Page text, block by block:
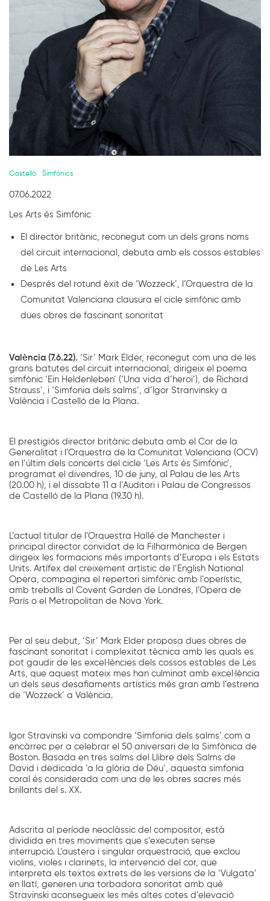
Castelló Simfònics
07.06.2022
Les Arts és Simfònic
El director britànic, reconegut com un dels grans noms
del circuit internacional, debuta amb els cossos estables
de Les Arts
Després del rotund èxit de ‘Wozzeck’, l’Orquestra de la
Comunitat Valenciana clausura el cicle simfònic amb
dues obres de fascinant sonoritat
València (7.6.22). ‘Sir’ Mark Elder, reconegut com una de les
grans batutes del circuit internacional, dirigeix el poema
simfònic ‘Ein Heldenleben’ (‘Una vida d’heroi’), de Richard
Strauss’, i ‘Simfonia dels salms’, d’Igor Stranvinsky a
València i Castelló de la Plana.
El prestigiós director britànic debuta amb el Cor de la
Generalitat i l’Orquestra de la Comunitat Valenciana (OCV)
en l’últim dels concerts del cicle ‘Les Arts és Simfònic’,
programat el divendres, 10 de juny, al Palau de les Arts
(20.00 h), i el dissabte 11 a l’Auditori i Palau de Congressos
de Castelló de la Plana (19.30 h).
L’actual titular de l’Orquestra Hallé de Manchester i
principal director convidat de la Filharmònica de Bergen
dirigeix les formacions més importants d’Europa i els Estats
Units. Artífex del creixement artístic de l’English National
Opera, compagina el repertori simfònic amb l’operístic,
amb treballs al Covent Garden de Londres, l’Opera de
París o el Metropolitan de Nova York.
Per al seu debut, ‘Sir’ Mark Elder proposa dues obres de
fascinant sonoritat i complexitat tècnica amb les quals es
pot gaudir de les excel·lències dels cossos estables de Les
Arts, que aquest mateix mes han culminat amb excel·lència
un dels seus desafiaments artístics més gran amb l’estrena
de ‘Wozzeck’ a València.
Igor Stravinski va compondre ‘Simfonia dels salms’ com a
encàrrec per a celebrar el 50 aniversari de la Simfònica de
Boston. Basada en tres salms del Llibre dels Salms de
David i dedicada ‘a la glòria de Déu’, aquesta simfonia
coral és considerada com una de les obres sacres més
brillants del s. XX.
Adscrita al període neoclàssic del compositor, està
dividida en tres moviments que s’executen sense
interrupció. L’austera i singular orquestració, que exclou
violins, violes i clarinets, la intervenció del cor, que
interpreta els textos extrets de les versions de la ‘Vulgata’
en llatí, generen una torbadora sonoritat amb què
Stravinski aconsegueix les més altes cotes d’elevació